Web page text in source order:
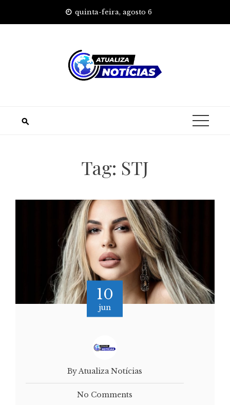
quinta-feira, agosto 6
Tag: STJ
10
jun
By Atualiza Notícias
No Comments